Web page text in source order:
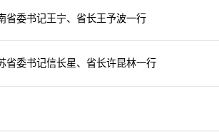
省委书记王宁、省长王予波一行
省委书记信长星、省长许昆林一行